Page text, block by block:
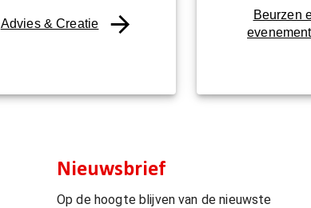
Advies & Creatie
Beurzen
Nieuwsbrief
Op de hoogte blijven van de nieuwste